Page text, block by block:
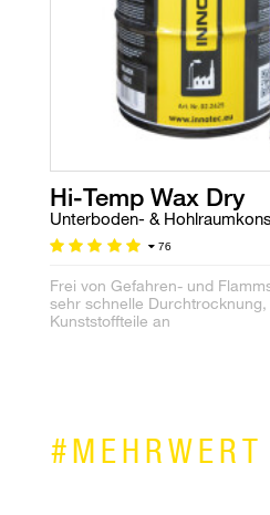
Hi-Temp Wax Dry
Unterboden- &
76
Frei von Gefahren- und
sehr schnelle
Kunststoffteile an